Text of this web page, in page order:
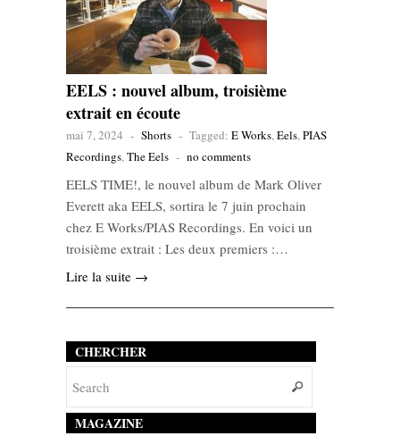
EELS : nouvel album, troisième
extrait en écoute
mai 7, 2024 - Shorts - Tagged: E Works,Eels,PIAS
Recordings,The Eels - no comments
EELS TIME!, le nouvel album de Mark Oliver
Everett aka EELS, sortira le 7 juin prochain
chez E Works/PIAS Recordings. En voici un
troisième extrait : Les deux premiers :…
Lire la suite →
CHERCHER
MAGAZINE